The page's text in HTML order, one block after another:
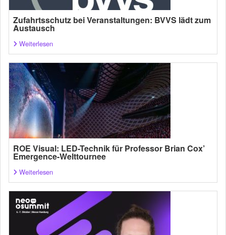
Zufahrtsschutz bei Veranstaltungen: BVVS lädt zum
Austausch
Weiterlesen
ROE Visual: LED-Technik für Professor Brian Cox’
Emergence-Welttournee
Weiterlesen